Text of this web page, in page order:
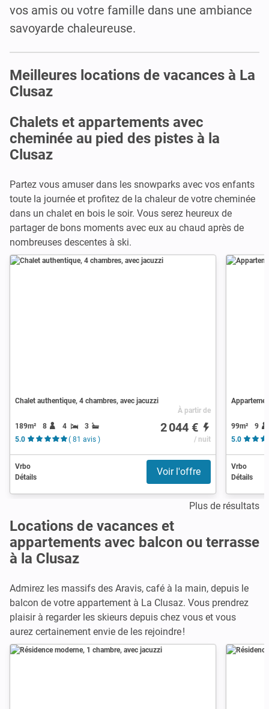
vos amis ou votre famille dans une ambiance
savoyarde chaleureuse.
Meilleures locations de vacances à La
Clusaz
Chalets et appartements avec
cheminée au pied des pistes à la
Clusaz
Partez vous amuser dans les snowparks avec vos enfants
toute la journée et profitez de la chaleur de votre cheminée
dans un chalet en bois le soir. Vous serez heureux de
partager de bons moments avec eux au chaud après de
nombreuses descentes à ski.
Chalet authentique, 4 chambres, avec jacuzzi
189m² 8 4
3
5.0
( 81 avis )
À partir de
2 044 €
/ nuit
Vrbo
Détails
Voir l'offre
99m²
9
5.0
Vrbo
Détails
Plus de résultats
Locations de vacances et
appartements avec balcon ou terrasse
à la Clusaz
Admirez les massifs des Aravis, café à la main, depuis le
balcon de votre appartement à La Clusaz. Vous prendrez
plaisir à regarder les skieurs depuis chez vous et vous
aurez certainement envie de les rejoindre !